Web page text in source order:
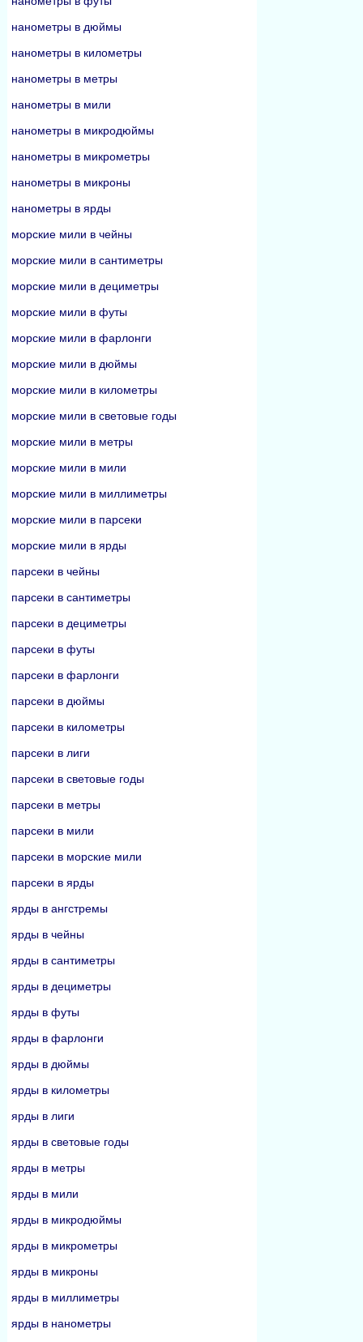
нанометры в дюймы
нанометры в километры
нанометры в метры
нанометры в мили
нанометры в микродюймы
нанометры в микрометры
нанометры в микроны
нанометры в ярды
морские мили в чейны
морские мили в сантиметры
морские мили в дециметры
морские мили в футы
морские мили в фарлонги
морские мили в дюймы
морские мили в километры
морские мили в световые годы
морские мили в метры
морские мили в мили
морские мили в миллиметры
морские мили в парсеки
морские мили в ярды
парсеки в чейны
парсеки в сантиметры
парсеки в дециметры
парсеки в футы
парсеки в фарлонги
парсеки в дюймы
парсеки в километры
парсеки в лиги
парсеки в световые годы
парсеки в метры
парсеки в мили
парсеки в морские мили
парсеки в ярды
ярды в ангстремы
ярды в чейны
ярды в сантиметры
ярды в дециметры
ярды в футы
ярды в фарлонги
ярды в дюймы
ярды в километры
ярды в лиги
ярды в световые годы
ярды в метры
ярды в мили
ярды в микродюймы
ярды в микрометры
ярды в микроны
ярды в миллиметры
ярды в нанометры